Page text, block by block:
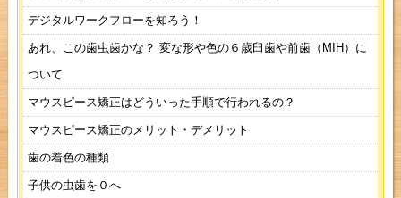
デジタルワークフローを知ろう！
あれ、この歯虫歯かな？ 変な形や色の６歳臼歯や前歯（MIH）に
ついて
マウスピース矯正はどういった手順で行われるの？
マウスピース矯正のメリット・デメリット
歯の着色の種類
子供の虫歯を０へ